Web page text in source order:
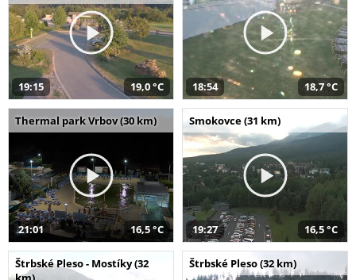
19:15 19,0 °C 18:54 18,7 °C
Thermal park Vrbov (30 km)
21:01 16,5 °C
Smokovce (31 km)
19:27 16,5 °C
Štrbské Pleso - Mostíky (32
Štrbské Pleso (32 km)